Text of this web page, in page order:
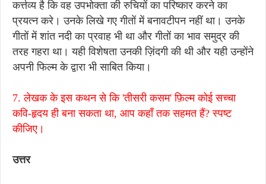
कर्त्तव्य है कि वह उपभोक्ता की रुचियों का परिष्कार करने का
प्रयत्न करे। उनके लिखे गए गीतों में बनावटीपन नहीं था। उनके
गीतों में शांत नदी का प्रवाह भी था और गीतों का भाव समुद्र की
तरह गहरा था। यही विशेषता उनकी ज़िंदगी की थी और यही उन्होंने
अपनी फिल्म के द्वारा भी साबित किया।
7. लेखक के इस कथन से कि 'तीसरी कसम' फ़िल्म कोई सच्चा
कवि-हृदय ही बना सकता था, आप कहाँ तक सहमत हैं? स्पष्ट
कीजिए।
उत्तर